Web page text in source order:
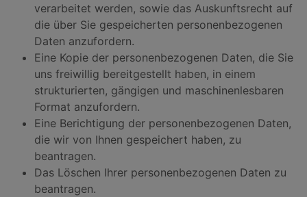
verarbeitet werden, sowie das Auskunftsrecht auf
die über Sie gespeicherten personenbezogenen
Daten anzufordern.
Eine Kopie der personenbezogenen Daten, die Sie
uns freiwillig bereitgestellt haben, in einem
strukturierten, gängigen und maschinenlesbaren
Format anzufordern.
Eine Berichtigung der personenbezogenen Daten,
die wir von Ihnen gespeichert haben, zu
beantragen.
Das Löschen Ihrer personenbezogenen Daten zu
beantragen.